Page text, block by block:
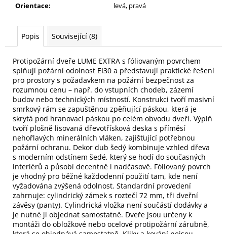
Orientace: levá, pravá
Popis Související (8)
Protipožární dveře LUME EXTRA s fóliovaným povrchem
splňují požární odolnost EI30 a představují praktické řešení
pro prostory s požadavkem na požární bezpečnost za
rozumnou cenu – např. do vstupních chodeb, zázemí
budov nebo technických místností. Konstrukci tvoří masivní
smrkový rám se zapuštěnou zpěňující páskou, která je
skrytá pod hranovací páskou po celém obvodu dveří. Výplň
tvoří plošně lisovaná dřevotřísková deska s příměsí
nehořlavých minerálních vláken, zajišťující potřebnou
požární ochranu. Dekor dub šedý kombinuje vzhled dřeva
s moderním odstínem šedé, který se hodí do současných
interiérů a působí decentně i nadčasově. Fóliovaný povrch
je vhodný pro běžné každodenní použití tam, kde není
vyžadována zvýšená odolnost. Standardní provedení
zahrnuje: cylindrický zámek s roztečí 72 mm, tři dveřní
závěsy (panty). Cylindrická vložka není součástí dodávky a
je nutné ji objednat samostatně. Dveře jsou určeny k
montáži do obložkové nebo ocelové protipožární zárubně,